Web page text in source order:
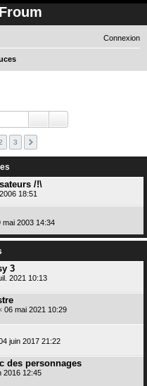
Connexion
3
/!\
18:51
mai 2003 14:34
3
2021 10:13
06 mai 2021 10:29
juin 2017 21:22
des personnages
2016 12:45